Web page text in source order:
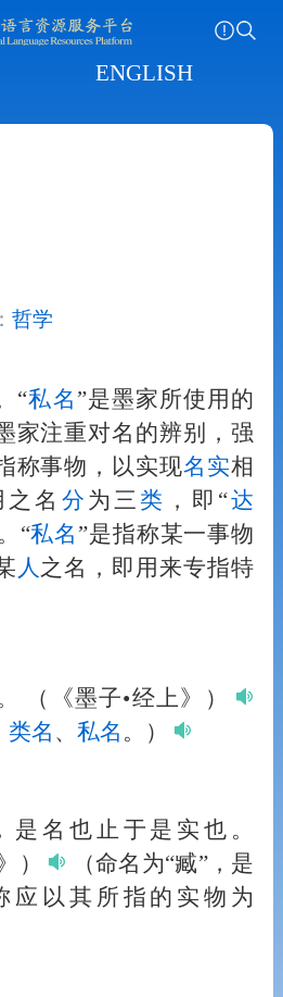
ENGLISH
哲学
“私名 ”是墨家所使用的
家注重对名的辨别，强
称事物，以实现名实相
名 分 为三 类 ，即“达
“私名 ”是指称某一事物
人 之名，即用来专指特
（《墨子•经上》）
类名 、 私名 。）
是名也止于是实也。
）
（命名为“臧”，是
应以其所指的实物为